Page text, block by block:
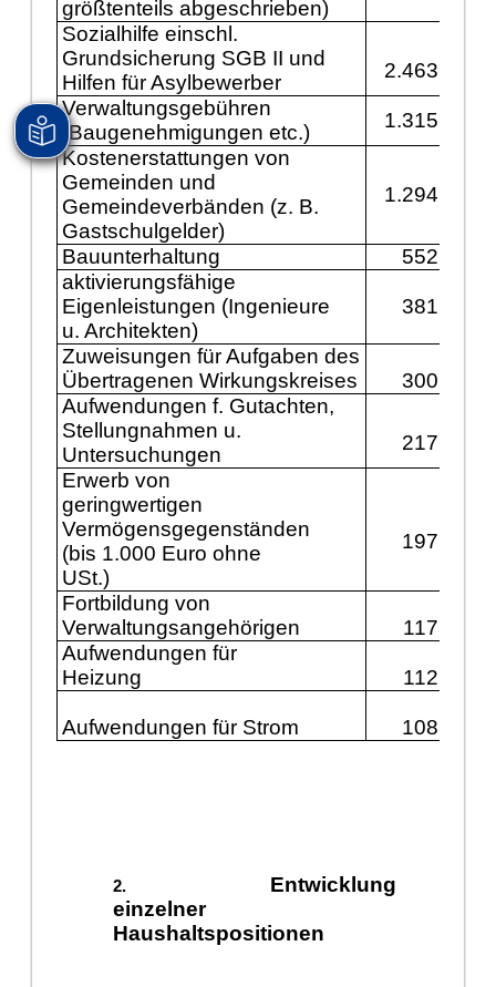
größtenteils abgeschrieben)
Sozialhilfe einschl.
Grundsicherung SGB II und
Hilfen für Asylbewerber
2.463.800
Verwaltungsgebühren
(Baugenehmigungen etc.)
1.315.600
Kostenerstattungen von
Gemeinden und
Gemeindeverbänden (z. B.
Gastschulgelder)
1.294.100
Bauunterhaltung
552.000
aktivierungsfähige
Eigenleistungen (Ingenieure
u. Architekten)
381.000
Zuweisungen für Aufgaben des
Übertragenen Wirkungskreises
300.000
Aufwendungen f. Gutachten,
Stellungnahmen u.
Untersuchungen
217.700
Erwerb von
geringwertigen
Vermögensgegenständen
(bis 1.000 Euro ohne
USt.)
197.900
Fortbildung von
Verwaltungsangehörigen
117.200
Aufwendungen für
Heizung
112.400
Aufwendungen für Strom 108.300
Entwicklung
einzelner
Haushaltspositionen